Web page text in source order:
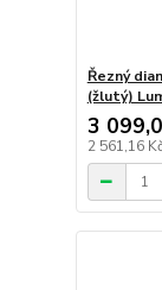
Řezný
(žlutý)
3
2 561,16